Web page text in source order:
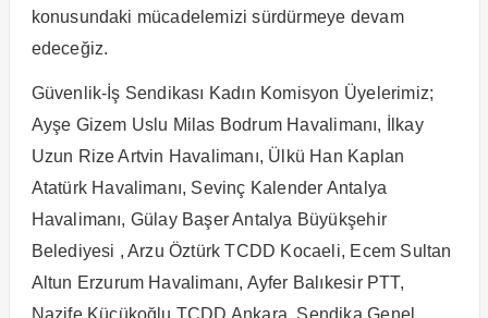
konusundaki mücadelemizi sürdürmeye devam
edeceğiz.
Güvenlik-İş Sendikası Kadın Komisyon Üyelerimiz;
Ayşe Gizem Uslu Milas Bodrum Havalimanı, İlkay
Uzun Rize Artvin Havalimanı, Ülkü Han Kaplan
Atatürk Havalimanı, Sevinç Kalender Antalya
Havalimanı, Gülay Başer Antalya Büyükşehir
Belediyesi , Arzu Öztürk TCDD Kocaeli, Ecem Sultan
Altun Erzurum Havalimanı, Ayfer Balıkesir PTT,